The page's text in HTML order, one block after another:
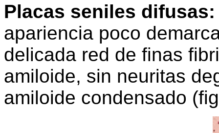
Placas seniles
apariencia poco
delicada red de finas
amiloide, sin neuritas
amiloide condensado